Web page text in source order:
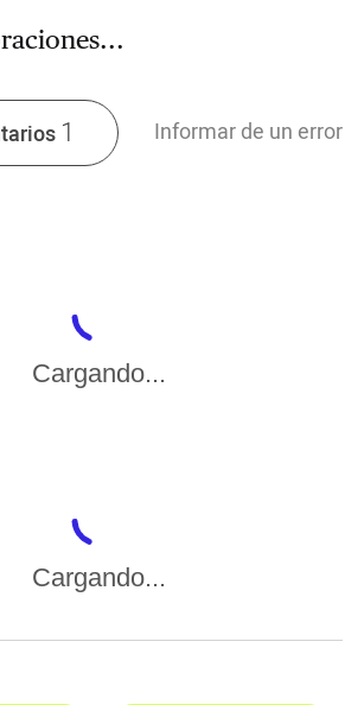
1 Informar de un error
Cargando...
Cargando...